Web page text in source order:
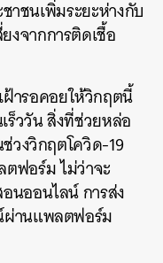
าชนเพิ่มระยะห่างกับ
งจากการติดเชื้อ
ฝ้ารอคอยให้วิกฤตนี้
ร็ววันสิ่งที่ช่วยหล่อ
วงวิกฤตโควิด-19
ตฟอร์มไม่ว่าจะ
นออนไลน์การส่ง
ผ่านแพลตฟอร์ม